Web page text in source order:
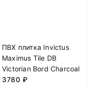
ПВХ плитка Invictus
Maximus Tile DB
Victorian Bord Charcoal
3780 ₽